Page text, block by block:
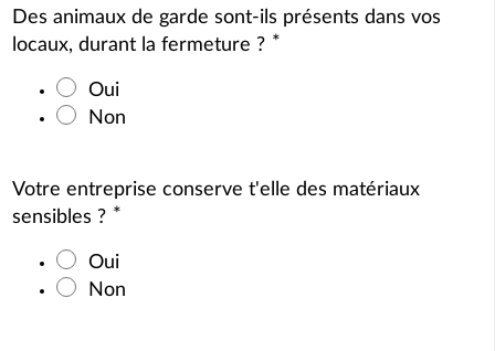
Des animaux de garde sont-ils présents dans vos
locaux, durant la fermeture ? *
Oui
Non
Votre entreprise conserve t'elle des matériaux
sensibles ? *
Oui
Non